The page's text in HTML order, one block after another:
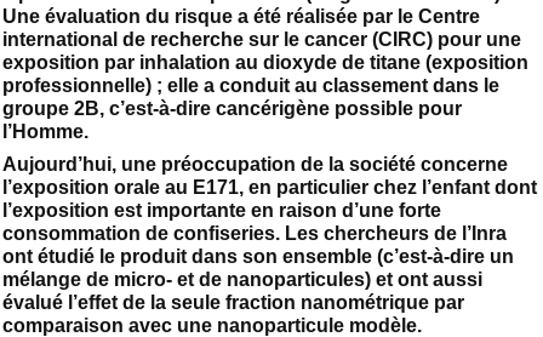
Une évaluation du risque a été réalisée par le Centre
international de recherche sur le cancer (CIRC) pour une
exposition par inhalation au dioxyde de titane (exposition
professionnelle) ; elle a conduit au classement dans le
groupe 2B, c’est-à-dire cancérigène possible pour
l’Homme.
Aujourd’hui, une préoccupation de la société concerne
l’exposition orale au E171, en particulier chez l’enfant dont
l’exposition est importante en raison d’une forte
consommation de confiseries. Les chercheurs de l’Inra
ont étudié le produit dans son ensemble (c’est-à-dire un
mélange de micro- et de nanoparticules) et ont aussi
évalué l’effet de la seule fraction nanométrique par
comparaison avec une nanoparticule modèle.